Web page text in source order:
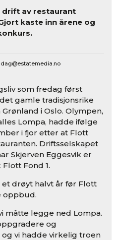
drift av restaurant
kaste inn årene og
dag@estatemedia.no
som fredag først
gamle tradisjonsrike
i Oslo. Olympen,
Lompa, hadde ifølge
i fjor etter at Flott
Driftsselskapet
Skjerven Eggesvik er
Fond 1.
drøyt halvt år før Flott
oppbud.
måtte legge ned Lompa.
og
vi hadde virkelig troen